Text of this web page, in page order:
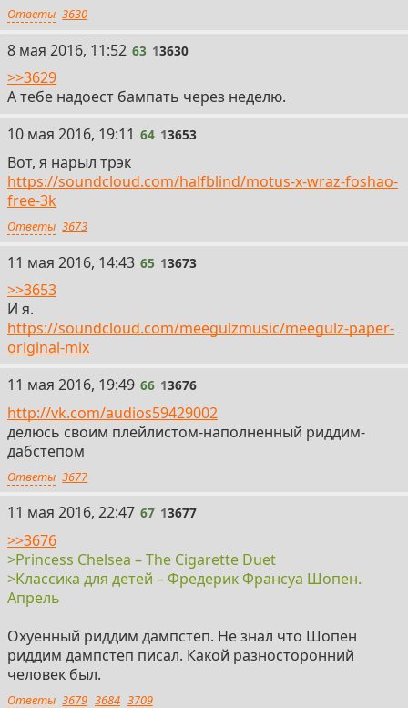
Ответы 3630
63
8 мая 2016, 11:52 63 13630
>>3629
А тебе надоест бампать через неделю.
64
10 мая 2016, 19:11 64 13653
Вот, я нарыл трэк
https://soundcloud.com/halfblind/motus-x-wraz-foshao-
free-3k
Ответы 3673
65
11 мая 2016, 14:43 65 13673
>>3653
И я.
https://soundcloud.com/meegulzmusic/meegulz-paper-
original-mix
66
11 мая 2016, 19:49 66 13676
http://vk.com/audios59429002
делюсь своим плейлистом-наполненный риддим-
дабстепом
Ответы 3677
67
11 мая 2016, 22:47 67 13677
>>3676
>Princess Chelsea – The Cigarette Duet
>Классика для детей – Фредерик Франсуа Шопен.
Апрель
Охуенный риддим дампстеп. Не знал что Шопен
риддим дампстеп писал. Какой разносторонний
человек был.
Ответы 3679 3684 3709